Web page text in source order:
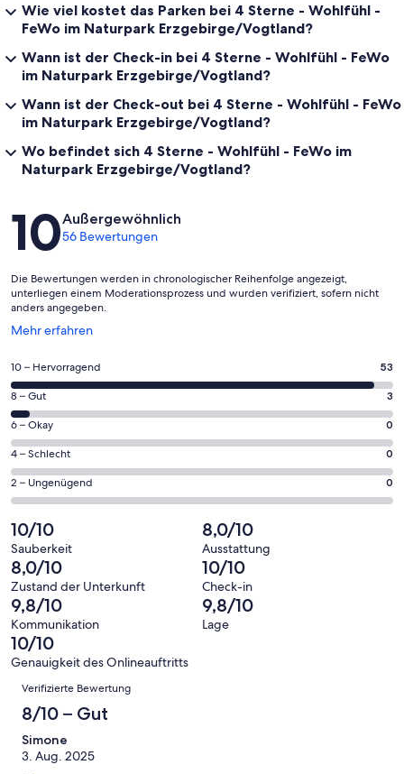
Wie viel kostet das Parken bei 4 Sterne - Wohlfühl -
FeWo im Naturpark Erzgebirge/Vogtland?
Wann ist der Check-in bei 4 Sterne - Wohlfühl - FeWo
im Naturpark Erzgebirge/Vogtland?
Wann ist der Check-out bei 4 Sterne - Wohlfühl - FeWo
im Naturpark Erzgebirge/Vogtland?
Wo befindet sich 4 Sterne - Wohlfühl - FeWo im
Naturpark Erzgebirge/Vogtland?
Bewertungen
10Außergewöhnlich
56 Bewertungen
Die Bewertungen werden in chronologischer Reihenfolge angezeigt,
unterliegen einem Moderationsprozess und wurden verifiziert, sofern nicht
anders angegeben.
Mehr erfahren
Wird
einem
neuen
Fenster
geöffnet
53
von
insgesamt
56
Gästebewertungen
haben
eine
Bewertung
von
10
-
Hervorragend
10 – Hervorragend 53
3
von
insgesamt
56
Gästebewertungen
haben
Bewertung
von
8
-
Gut
8 – Gut 3
0
von
insgesamt
56
Gästebewertungen
haben
eine
Bewertung
von
6
-
Okay
6 – Okay 0
0
von
insgesamt
Gästebewertungen
haben
eine
Bewertung
von
4
-
Schlecht
4 – Schlecht 0
0
von
insgesamt
56
Gästebewertungen
haben
eine
Bewertung
von
2
Ungenügend
2 – Ungenügend 0
10/10
Sauberkeit
8,0/10
Ausstattung
8,0/10
Zustand der Unterkunft
10/10
Check-in
9,8/10
Kommunikation
9,8/10
Lage
10/10
Genauigkeit des Onlineauftritts
Bewertungen
Verifizierte Bewertung
8/10 – Gut
Simone
3. Aug. 2025